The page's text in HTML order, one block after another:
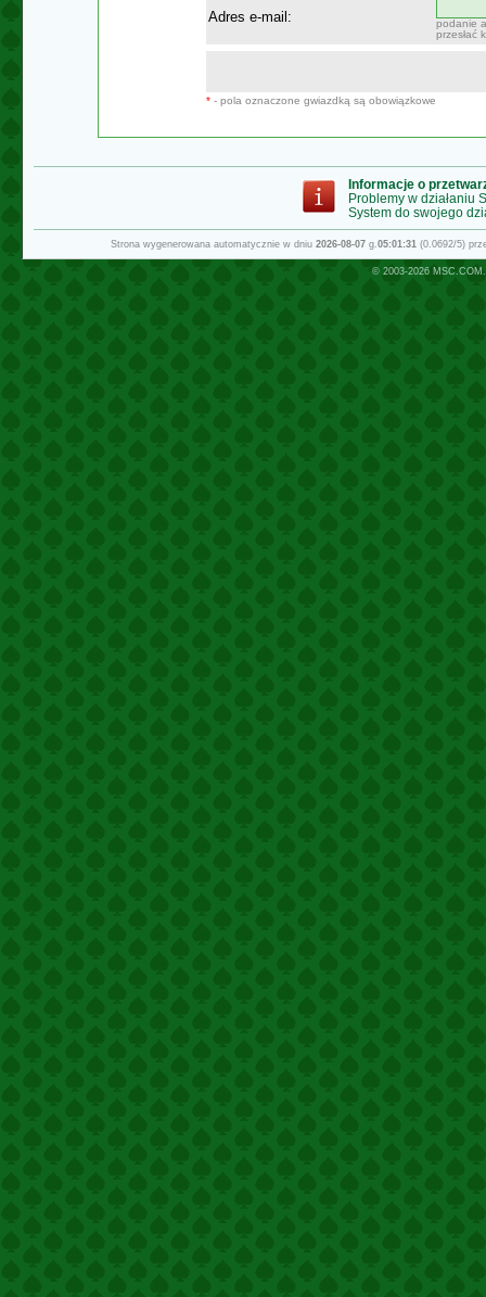
Adres e-mail:
podanie
przesłać
* - pola oznaczone gwiazdką są obowiązkowe
Informacje o
Problemy w działaniu
System do swojego
Strona wygenerowana automatycznie w dniu 2026-08-07g.05:01:31(0.0692/5)
© 2003-2026